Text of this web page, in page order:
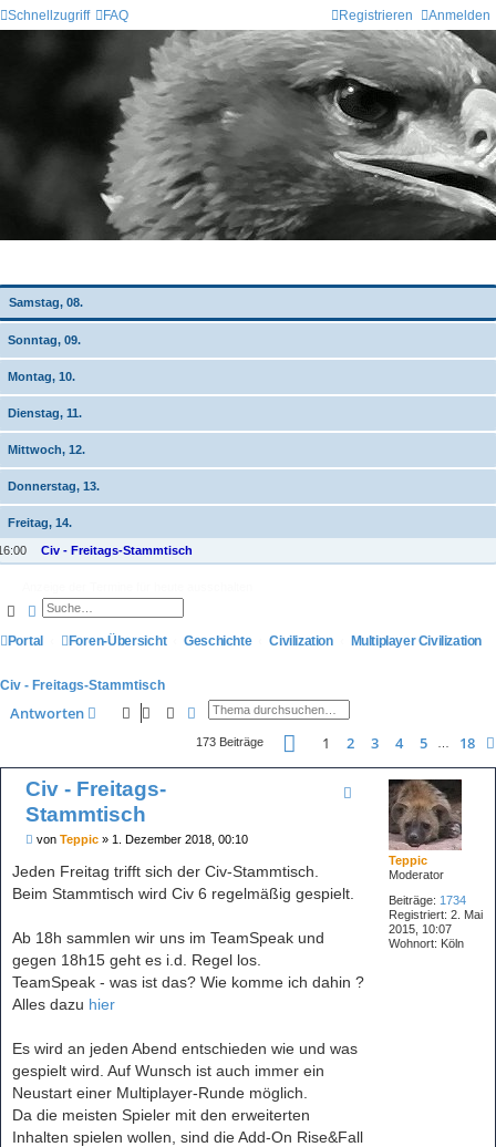
Schnellzugriff FAQ Anmelden
Registrieren
Samstag, 08.
Sonntag, 09.
Montag, 10.
Dienstag, 11.
Mittwoch, 12.
Donnerstag, 13.
Freitag, 14.
Civ - Freitags-Stammtisch
SucheErweiterte Suche
Portal Foren-Übersicht Geschichte Civilization Multiplayer Civilization
Civ - Freitags-Stammtisch
Antworten SucheErweiterte Suche
173 Beiträge Seite von18
1 2 3 4 5 18
Teppic
Moderator
Beiträge: 1734
Registriert: 2. Mai
2015, 10:07
Wohnort: Köln
Civ - Freitags-
Stammtisch
B
i
von Teppic » 1. Dezember 2018, 00:10
Jeden Freitag trifft sich der Civ-Stammtisch.
Beim Stammtisch wird Civ 6 regelmäßig gespielt.
Ab 18h sammlen wir uns im TeamSpeak und
gegen 18h15 geht es i.d. Regel los.
TeamSpeak - was ist das? Wie komme ich dahin ?
Alles dazu hier
Es wird an jeden Abend entschieden wie und was
gespielt wird. Auf Wunsch ist auch immer ein
Neustart einer Multiplayer-Runde möglich.
Da die meisten Spieler mit den erweiterten
Inhalten spielen wollen, sind die Add-On Rise&Fall